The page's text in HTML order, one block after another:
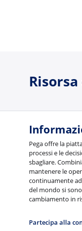
Pega offre la
processi e le
sbagliare.
mantenere le
continuamente
del mondo si
cambiamento in
Partecipa alla